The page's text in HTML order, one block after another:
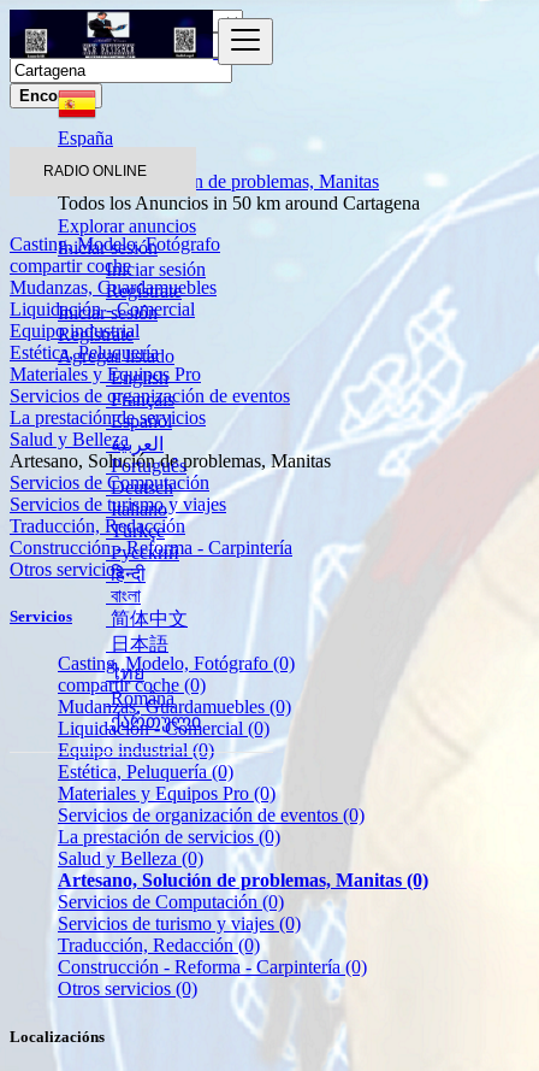
RADIO ONLINE
Explorar anuncios
Iniciar sesión
Iniciar sesión
Regístrate
Iniciar sesión
Regístrate
Agregar listado
English
Français
Español
العربية
Português
Deutsch
Italiano
Türkçe
Русский
हिन्दी
বাংলা
简体中文
日本語
ไทย
Română
ქართული
Encontrar
España
Artesano, Solución de problemas, Manitas
Todos los Anuncios in 50 km around Cartagena
Casting, Modelo, Fotógrafo
compartir coche
Mudanzas, Guardamuebles
Liquidación - Comercial
Equipo industrial
Estética, Peluquería
Materiales y Equipos Pro
Servicios de organización de eventos
La prestación de servicios
Salud y Belleza
Artesano, Solución de problemas, Manitas
Servicios de Computación
Servicios de turismo y viajes
Traducción, Redacción
Construcción - Reforma - Carpintería
Otros servicios
Servicios
Casting, Modelo, Fotógrafo (0)
compartir coche (0)
Mudanzas, Guardamuebles (0)
Liquidación - Comercial (0)
Equipo industrial (0)
Estética, Peluquería(0)
Materiales y Equipos Pro (0)
Servicios de organización de eventos (0)
La prestación de servicios(0)
Salud y Belleza (0)
Artesano, Solución de problemas, Manitas (0)
Servicios de Computación (0)
Servicios de turismo y viajes (0)
Traducción, Redacción(0)
Construcción - Reforma - Carpintería(0)
Otros servicios (0)
Localizacións